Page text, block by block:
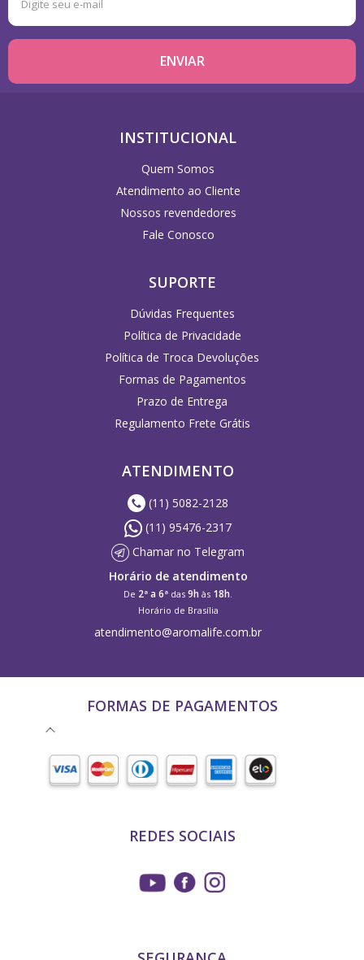
INSTITUCIONAL
Quem Somos
Atendimento ao Cliente
Nossos revendedores
Fale Conosco
SUPORTE
Dúvidas Frequentes
Política de Privacidade
Política de Troca Devoluções
Formas de Pagamentos
Prazo de Entrega
Regulamento Frete Grátis
ATENDIMENTO
(11) 5082-2128
(11) 95476-2317
Chamar no Telegram
Horário de atendimento
De 2ª a 6ª das 9h às 18h
Horário de Brasília
atendimento@aromalife.com.br
FORMAS DE PAGAMENTOS
REDES SOCIAIS